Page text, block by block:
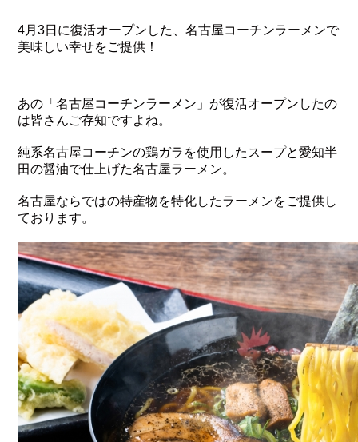
4月3日に復活オープンした、名古屋コーチンラーメンで
美味しい幸せをご提供！
あの「名古屋コーチンラーメン」が復活オープンしたの
は皆さんご存知ですよね。
純系名古屋コーチンの鶏ガラを使用したスープと愛知半
田の醤油で仕上げた名古屋ラーメン。
名古屋ならではの特産物を特化したラーメンをご提供し
ております。